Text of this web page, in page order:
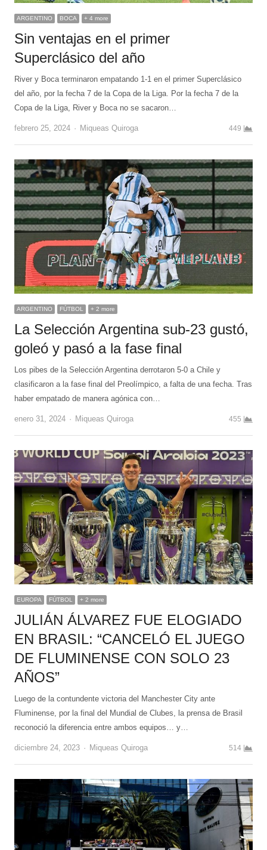
ARGENTINO BOCA + 4 more
Sin ventajas en el primer
Superclásico del año
River y Boca terminaron empatando 1-1 en el primer Superclásico
del año, por la fecha 7 de la Copa de la Liga. Por la fecha 7 de la
Copa de la Liga, River y Boca no se sacaron…
febrero 25, 2024 Author
Miqueas Quiroga 449
ARGENTINO FÚTBOL + 2 more
La Selección Argentina sub-23 gustó,
goleó y pasó a la fase final
Los pibes de la Selección Argentina derrotaron 5-0 a Chile y
clasificaron a la fase final del Preolímpico, a falta de una fecha. Tras
haber empatado de manera agónica con…
enero 31, 2024 Author
Miqueas Quiroga 455
EUROPA FÚTBOL + 2 more
JULIÁN ÁLVAREZ FUE ELOGIADO
EN BRASIL: “CANCELÓ EL JUEGO
DE FLUMINENSE CON SOLO 23
AÑOS”
Luego de la contundente victoria del Manchester City ante
Fluminense, por la final del Mundial de Clubes, la prensa de Brasil
reconoció la diferencia entre ambos equipos… y…
diciembre 24, 2023 Author
Miqueas Quiroga 514